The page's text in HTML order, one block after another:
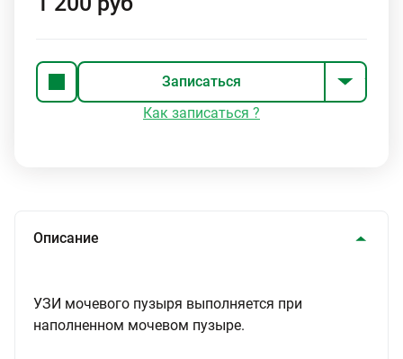
Записаться
Как записаться ?
Описание
УЗИ мочевого пузыря выполняется при
наполненном мочевом пузыре.